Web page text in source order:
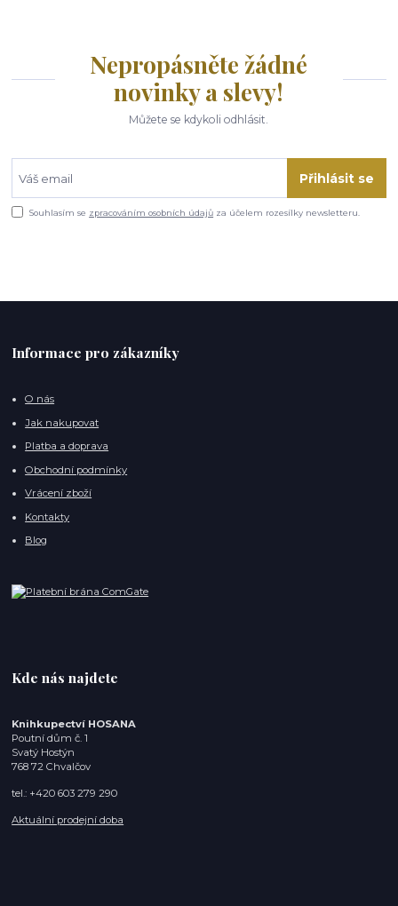
Nepropásněte žádné
novinky a slevy!
Můžete se kdykoli odhlásit.
Přihlásit se
Souhlasím se zpracováním osobních údajů za účelem rozesílky newsletteru.
Informace pro zákazníky
O nás
Jak nakupovat
Platba a doprava
Obchodní podmínky
Vrácení zboží
Kontakty
Blog
Kde nás najdete
Knihkupectví HOSANA
Poutní dům č. 1
Svatý Hostýn
768 72 Chvalčov
tel.: +420 603 279 290
Aktuální prodejní doba